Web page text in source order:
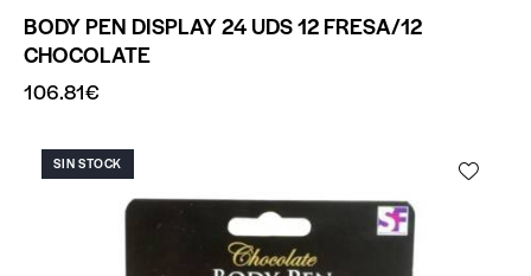
BODY PEN DISPLAY 24 UDS 12 FRESA/12
CHOCOLATE
106.81€
SIN STOCK